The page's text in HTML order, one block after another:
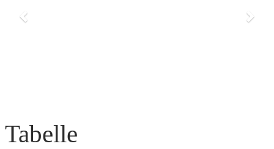
Tabelle